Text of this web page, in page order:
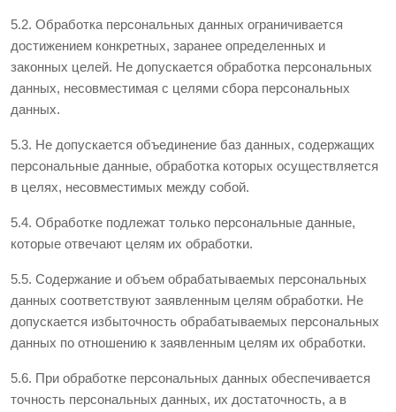
5.2. Обработка персональных данных ограничивается
достижением конкретных, заранее определенных и
законных целей. Не допускается обработка персональных
данных, несовместимая с целями сбора персональных
данных.
5.3. Не допускается объединение баз данных, содержащих
персональные данные, обработка которых осуществляется
в целях, несовместимых между собой.
5.4. Обработке подлежат только персональные данные,
которые отвечают целям их обработки.
5.5. Содержание и объем обрабатываемых персональных
данных соответствуют заявленным целям обработки. Не
допускается избыточность обрабатываемых персональных
данных по отношению к заявленным целям их обработки.
5.6. При обработке персональных данных обеспечивается
точность персональных данных, их достаточность, а в